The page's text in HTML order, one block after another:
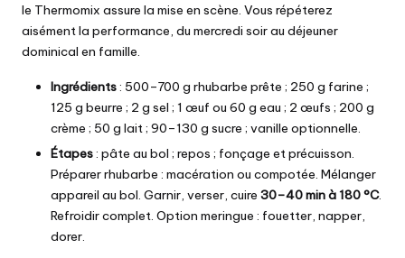
le Thermomix assure la mise en scène. Vous répéterez
aisément la performance, du mercredi soir au déjeuner
dominical en famille.
Ingrédients: 500–700 g rhubarbe prête ; 250 g farine ;
125 g beurre ; 2 g sel ; 1 œuf ou 60 g eau ; 2 œufs ; 200 g
crème ; 50 g lait ; 90–130 g sucre ; vanille optionnelle.
Étapes: pâte au bol ; repos ; fonçage et précuisson.
Préparer rhubarbe : macération ou compotée. Mélanger
appareil au bol. Garnir, verser, cuire 30–40 min à 180 °C.
Refroidir complet. Option meringue : fouetter, napper,
dorer.